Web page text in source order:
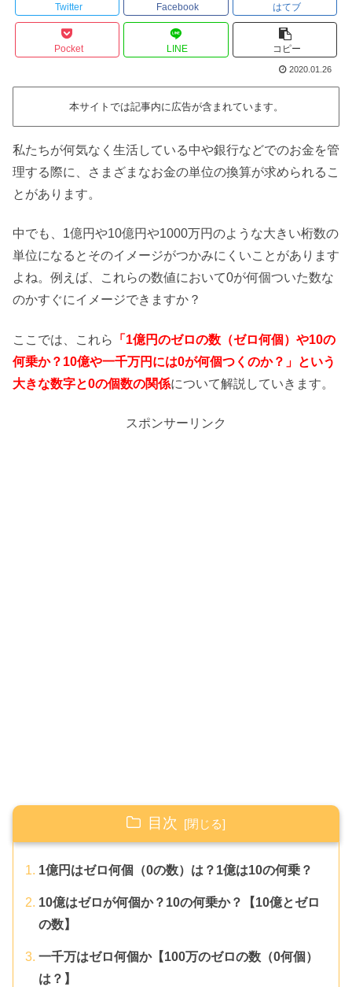
Twitter Facebook はてブ
Pocket LINE コピー
2020.01.26
本サイトでは記事内に広告が含まれています。
私たちが何気なく生活している中や銀行などでのお金を管
理する際に、さまざまなお金の単位の換算が求められるこ
とがあります。
中でも、1億円や10億円や1000万円のような大きい桁数の
単位になるとそのイメージがつかみにくいことがあります
よね。例えば、これらの数値において0が何個ついた数な
のかすぐにイメージできますか？
ここでは、これら
「1億円のゼロの数（ゼロ何個）や10の
何乗か？10億や一千万円には0が何個つくのか？」という
大きな数字と0の個数の関係について解説していきます。
スポンサーリンク
目次
1億円はゼロ何個（0の数）は？1億は10の何乗？
10億はゼロが何個か？10の何乗か？【10億とゼロ
の数】
一千万はゼロ何個か【100万のゼロの数（0何個）
は？】